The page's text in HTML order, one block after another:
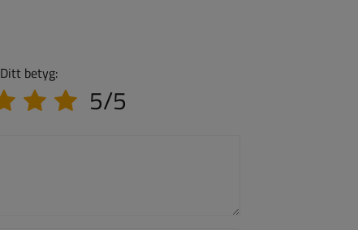
Ditt betyg:
5/5